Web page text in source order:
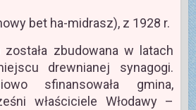
bet ha-midrasz), z 1928 r.
została zbudowana w latach
drewnianej synagogi.
sfinansowała gmina,
właściciele Włodawy –